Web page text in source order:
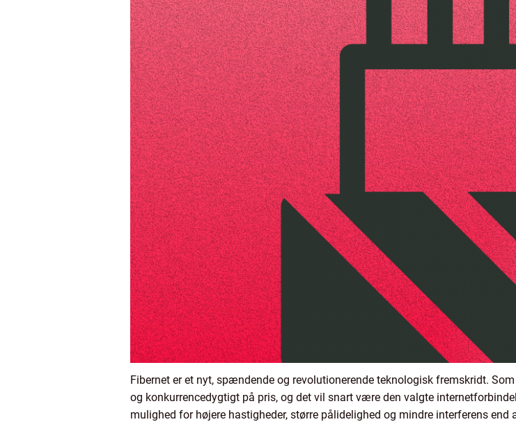
Fibernet er et nyt, spændende og revolutionerende teknologisk fremskridt.
og konkurrencedygtigt på pris, og det vil snart være den valgte
mulighed for højere hastigheder, større pålidelighed og mindre interferens